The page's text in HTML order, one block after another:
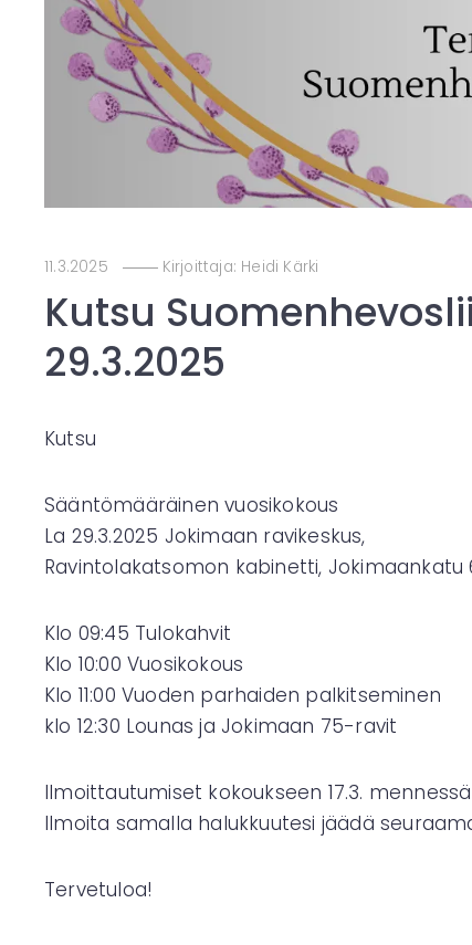
11.3.2025 Kirjoittaja: Heidi Kärki
Kutsu
29.3.2025
Kutsu
Sääntömääräinen vuosikokous
La 29.3.2025 Jokimaan ravikeskus,
Ravintolakatsomon kabinetti, Jokimaankatu
Klo 09:45 Tulokahvit
Klo 10:00 Vuosikokous
Klo 11:00 Vuoden parhaiden palkitseminen
klo 12:30 Lounas ja Jokimaan 75-ravit
Ilmoittautumiset kokoukseen 17.3. mennessä
Ilmoita samalla halukkuutesi jäädä
Tervetuloa!